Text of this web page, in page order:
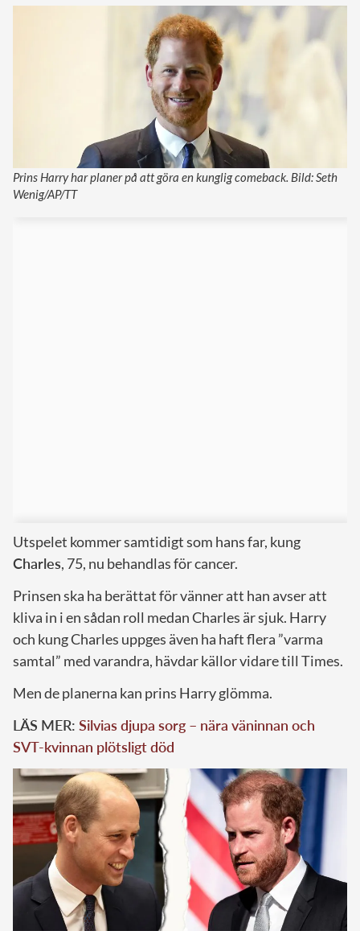
Prins Harry har planer på att göra en kunglig comeback. Bild: Seth
Wenig/AP/TT
Utspelet kommer samtidigt som hans far, kung
Charles, 75, nu behandlas för cancer.
Prinsen ska ha berättat för vänner att han avser att
kliva in i en sådan roll medan Charles är sjuk. Harry
och kung Charles uppges även ha haft flera ”varma
samtal” med varandra, hävdar källor vidare till Times.
Men de planerna kan prins Harry glömma.
LÄS MER: Silvias djupa sorg – nära väninnan och
SVT-kvinnan plötsligt död